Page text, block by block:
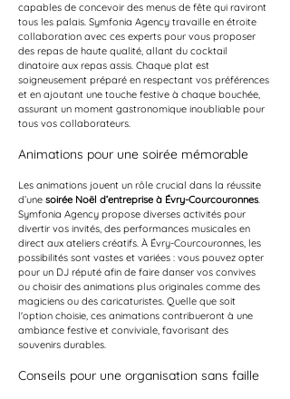
capables de concevoir des menus de fête qui raviront
tous les palais. Symfonia Agency travaille en étroite
collaboration avec ces experts pour vous proposer
des repas de haute qualité, allant du cocktail
dinatoire aux repas assis. Chaque plat est
soigneusement préparé en respectant vos préférences
et en ajoutant une touche festive à chaque bouchée,
assurant un moment gastronomique inoubliable pour
tous vos collaborateurs.
Animations pour une soirée mémorable
Les animations jouent un rôle crucial dans la réussite
d’une soirée Noël d’entreprise à Évry-Courcouronnes.
Symfonia Agency propose diverses activités pour
divertir vos invités, des performances musicales en
direct aux ateliers créatifs. À Évry-Courcouronnes, les
possibilités sont vastes et variées : vous pouvez opter
pour un DJ réputé afin de faire danser vos convives
ou choisir des animations plus originales comme des
magiciens ou des caricaturistes. Quelle que soit
l'option choisie, ces animations contribueront à une
ambiance festive et conviviale, favorisant des
souvenirs durables.
Conseils pour une organisation sans faille